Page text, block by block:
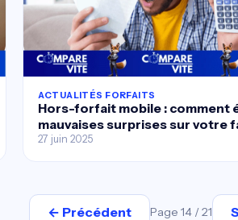
ACTUALITÉS FORFAITS
Hors-forfait mobile : comment
mauvaises surprises sur votre
27 juin 2025
← Précédent Page 14 / 21